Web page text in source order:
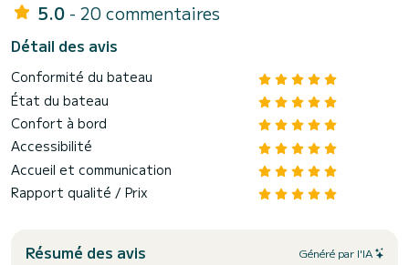
5.0 - 20 commentaires
Détail des avis
Conformité du bateau
État du bateau
Confort à bord
Accessibilité
Accueil et communication
Rapport qualité / Prix
Résumé des avis Généré par l'IA